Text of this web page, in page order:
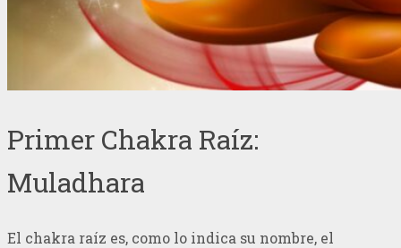
Primer Chakra Raíz:
Muladhara
El chakra raíz es, como lo indica su nombre, el